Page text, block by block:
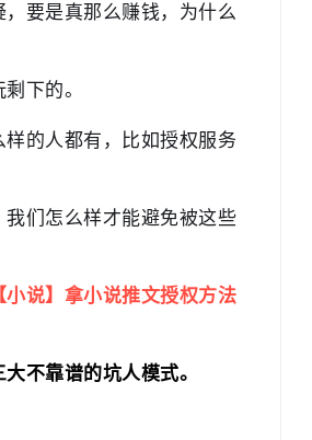
要是真那么赚钱，为什么
下的。
的人都有，比如授权服务
们怎么样才能避免被这些
小说】拿小说推文授权方法
不靠谱的坑人模式。